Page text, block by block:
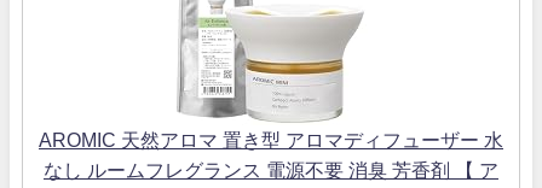
AROMIC 天然アロマ 置き型 アロマディフューザー 水
なし ルームフレグランス 電源不要 消臭 芳香剤 【 ア